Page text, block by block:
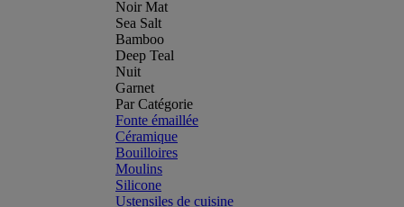
Noir Mat
Sea Salt
Bamboo
Deep Teal
Nuit
Garnet
Par Catégorie
Fonte émaillée
Céramique
Bouilloires
Moulins
Silicone
Ustensiles de cuisine